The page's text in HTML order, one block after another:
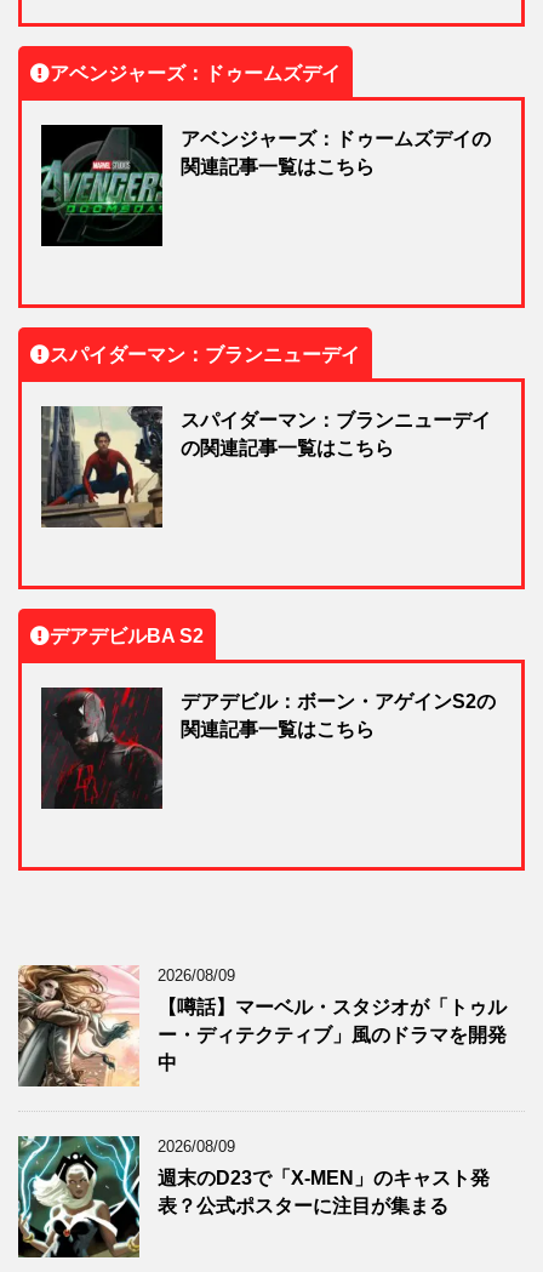
アベンジャーズ：ドゥームズデイ
アベンジャーズ：ドゥームズデイの
関連記事一覧はこちら
スパイダーマン：ブランニューデイ
スパイダーマン：ブランニューデイ
の関連記事一覧はこちら
デアデビルBA S2
デアデビル：ボーン・アゲインS2の
関連記事一覧はこちら
2026/08/09
【噂話】マーベル・スタジオが「トゥル
ー・ディテクティブ」風のドラマを開発
中
2026/08/09
週末のD23で「X-MEN」のキャスト発
表？公式ポスターに注目が集まる